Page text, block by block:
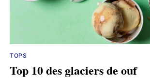
TOPS
Top 10 des glaciers de ouf